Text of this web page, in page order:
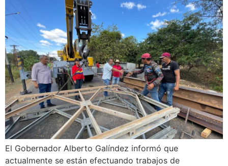
El Gobernador Alberto Galíndez informó que
actualmente se están efectuando trabajos de